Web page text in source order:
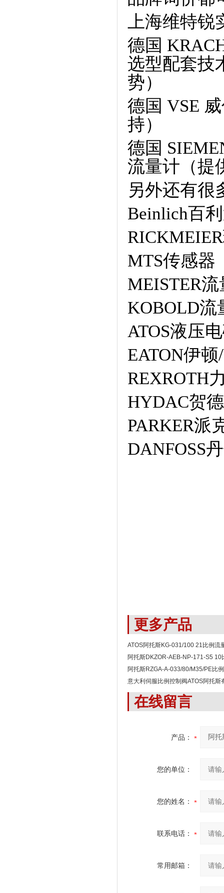
上海维特
德国
选型配套技
势）
德国 VSE
持）
德国
流量计（提
另外还有很
Beinlich百
MTS传感器
MEISTER
KOBOLD流
ATOS液压
EATON伊
REXROTH
HYDAC贺
PARKER派
DANFOSS
更多产品
ATOS阿托斯KG-031/100 21比例流
阿托斯DKZOR-AEB-NP-171-S5 10
阿托斯RZGA-A-033/80/M35/PE比
意大利伺服比例控制阀ATOS阿托斯
在线留言
产品：
您的单位：
您的姓名：
联系电话：
常用邮箱：